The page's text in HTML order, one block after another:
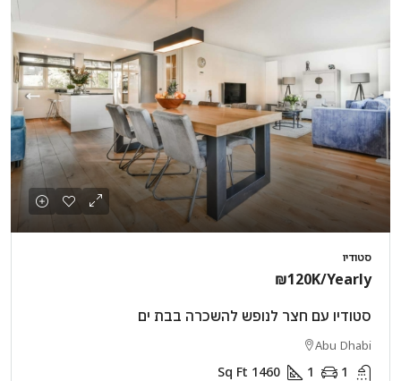
סטודיו
₪120K/Yearly
סטודיו עם חצר לנופש להשכרה בבת ים
Abu Dhabi
1
1
1460
Sq Ft